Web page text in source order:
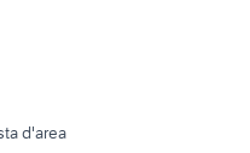
d'area